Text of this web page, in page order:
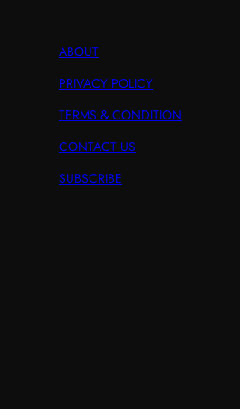
ABOUT
PRIVACY POLICY
TERMS & CONDITION
CONTACT US
SUBSCRIBE